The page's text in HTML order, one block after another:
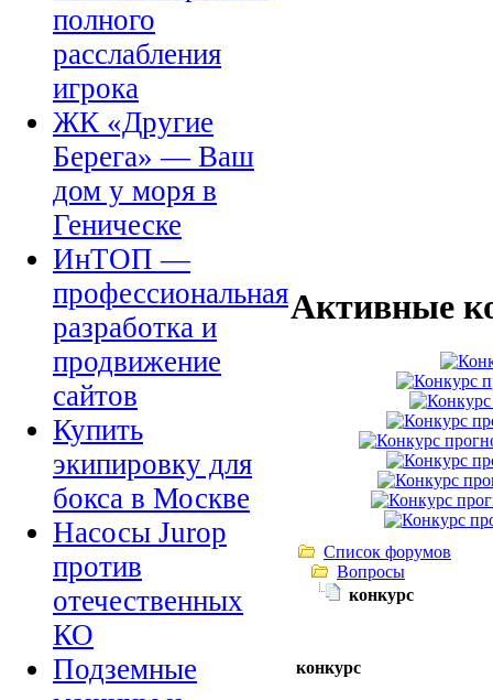
полного
расслабления
игрока
ЖК «Другие
Берега» — Ваш
дом у моря в
Геническе
ИнТОП —
профессиональная
разработка и
продвижение
сайтов
Купить
экипировку для
бокса в Москве
Насосы Jurop
против
отечественных
КО
Подземные
Активные
Список форумов
Вопросы
конкурс
конкурс